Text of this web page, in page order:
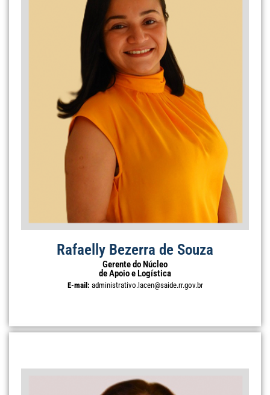
Rafaelly Bezerra de Souza
Gerente do Núcleo
de Apoio e Logística
E-mail: administrativo.lacen@saide.rr.gov.br